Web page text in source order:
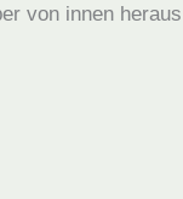
von innen heraus